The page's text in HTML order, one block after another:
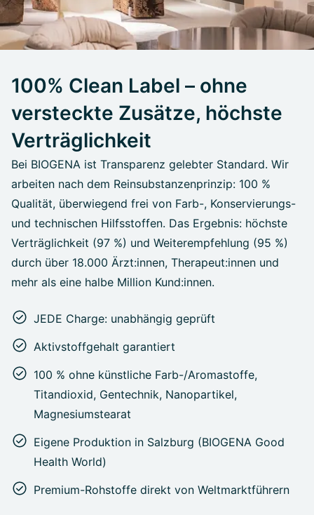
100% Clean Label – ohne
versteckte Zusätze, höchste
Verträglichkeit
Bei BIOGENA ist Transparenz gelebter Standard. Wir
arbeiten nach dem Reinsubstanzenprinzip: 100 %
Qualität, überwiegend frei von Farb-, Konservierungs-
und technischen Hilfsstoffen. Das Ergebnis: höchste
Verträglichkeit (97 %) und Weiterempfehlung (95 %)
durch über 18.000 Ärzt:innen, Therapeut:innen und
mehr als eine halbe Million Kund:innen.
JEDE Charge: unabhängig geprüft
Aktivstoffgehalt garantiert
100 % ohne künstliche Farb-/Aromastoffe,
Titandioxid, Gentechnik, Nanopartikel,
Magnesiumstearat
Eigene Produktion in Salzburg (BIOGENA Good
Health World)
Premium-Rohstoffe direkt von Weltmarktführern